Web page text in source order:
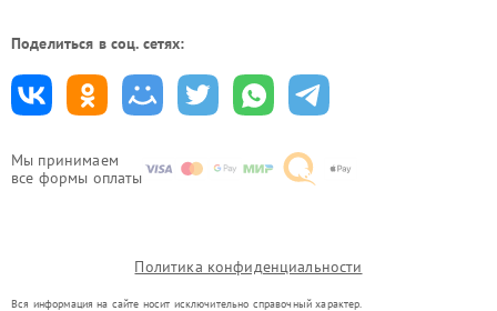
Мы принимаем
все формы оплаты
Поделиться в соц. сетях:
Политика конфиденциальности
Вся информация на сайте носит исключительно справочный характер.